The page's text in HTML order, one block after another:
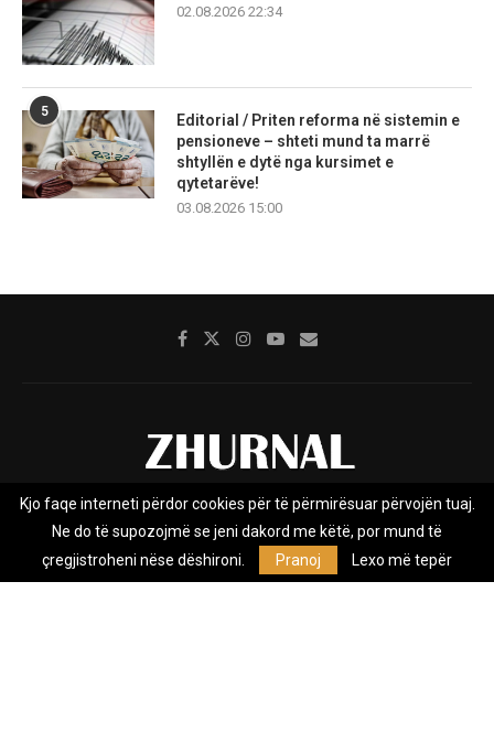
02.08.2026 22:34
5
Editorial / Priten reforma në sistemin e
pensioneve – shteti mund ta marrë
shtyllën e dytë nga kursimet e
qytetarëve!
03.08.2026 15:00
Rreth nesh Impresumi Marketing
Kontakt
Privacy Policy
Zhurnal.mk është Agjenci e Lajmeve e pavarur, e themeluar në vitin
Kjo faqe interneti përdor cookies për të përmirësuar përvojën tuaj.
Ne do të supozojmë se jeni dakord me këtë, por mund të
çregjistroheni nëse dëshironi.
Pranoj Lexo më tepër